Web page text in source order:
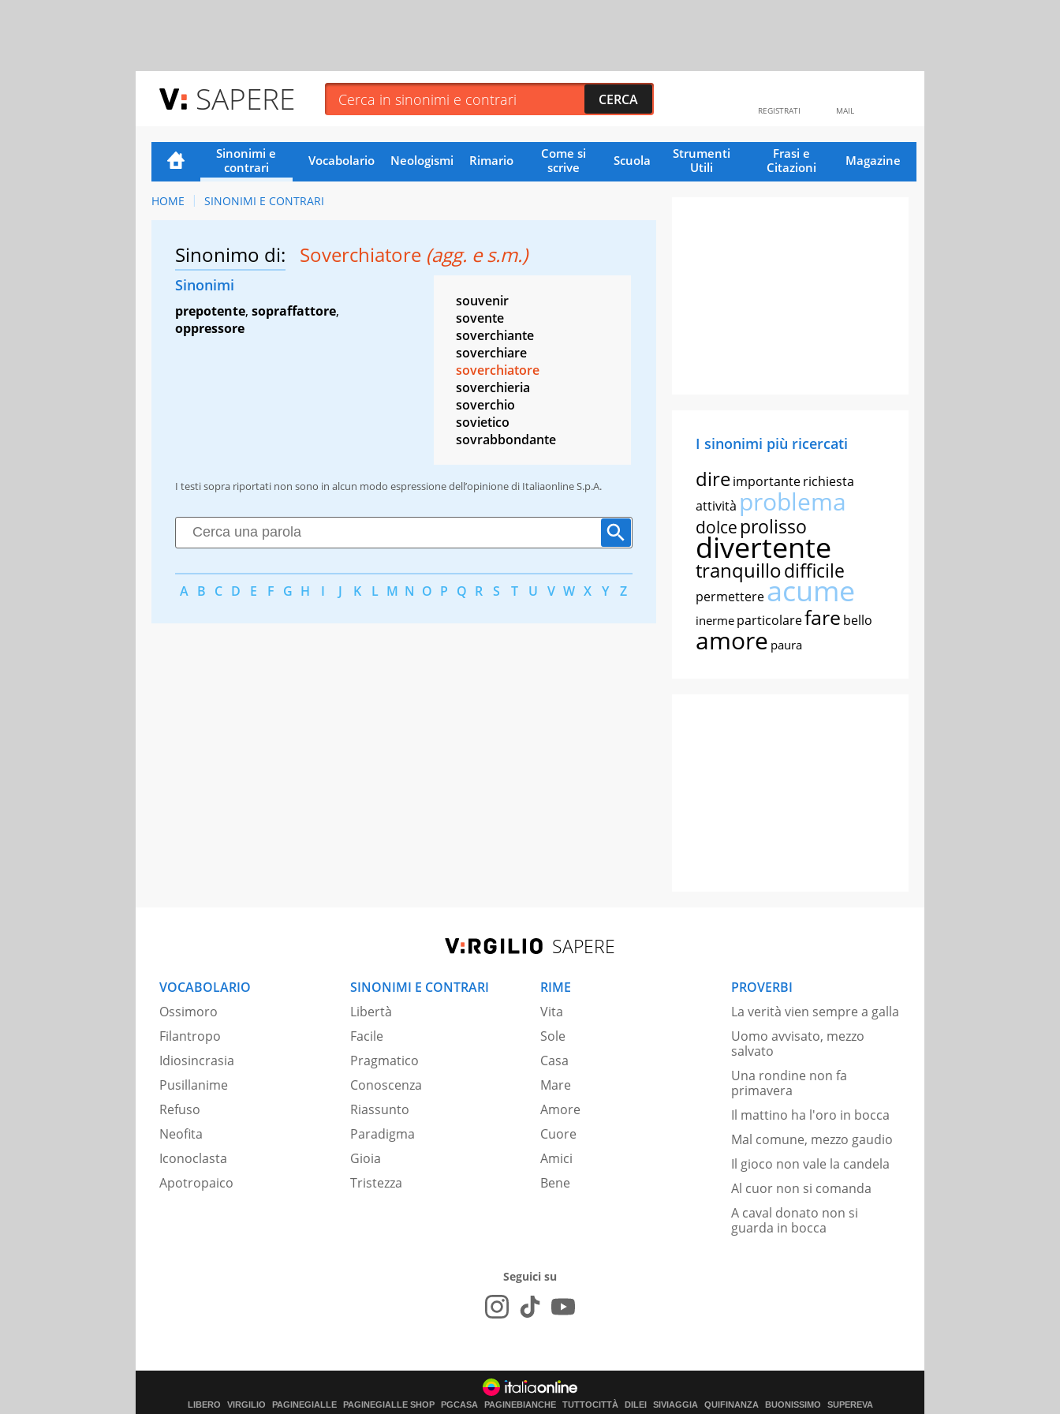
SAPERE MAIL
REGISTRATI
Sinonimi e
contrari
Vocabolario Neologismi Rimario
Come si
scrive
Scuola
Strumenti
Utili
Frasi e
Citazioni
Magazine
HOME SINONIMI E CONTRARI
Sinonimo di: Soverchiatore (agg. e s.m.)
Sinonimi
prepotente, sopraffattore,
oppressore
souvenir
sovente
soverchiante
soverchiare
soverchiatore
soverchieria
soverchio
sovietico
sovrabbondante
I testi sopra riportati non sono in alcun modo espressione dell’opinione di Italiaonline S.p.A.
A B C D E F G H I J K L M N O P Q R S T U V W X Y Z
I sinonimi più ricercati
direimportanterichiesta
attività problema
dolce prolisso
divertente
tranquillodifficile
permettereacume
inerme particolarefare bello
amore paura
SAPERE
VOCABOLARIO
Ossimoro
Filantropo
Idiosincrasia
Pusillanime
Refuso
Neofita
Iconoclasta
Apotropaico
SINONIMI E CONTRARI
Libertà
Facile
Pragmatico
Conoscenza
Riassunto
Paradigma
Gioia
Tristezza
RIME
Vita
Sole
Casa
Mare
Amore
Cuore
Amici
Bene
PROVERBI
La verità vien sempre a galla
Uomo avvisato, mezzo
salvato
Una rondine non fa
primavera
Il mattino ha l'oro in bocca
Mal comune, mezzo gaudio
Il gioco non vale la candela
Al cuor non si comanda
A caval donato non si
guarda in bocca
Seguici su
LIBERO VIRGILIO PAGINEGIALLE PAGINEGIALLE SHOP PGCASA PAGINEBIANCHE TUTTOCITTÀ DILEI SIVIAGGIA QUIFINANZA BUONISSIMO SUPEREVA